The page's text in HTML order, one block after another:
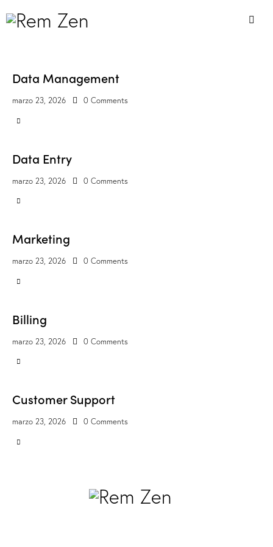
Data Management
marzo 23, 2026 0 Comments
Data Entry
marzo 23, 2026 0 Comments
Marketing
marzo 23, 2026 0 Comments
Billing
marzo 23, 2026 0 Comments
Customer Support
marzo 23, 2026 0 Comments